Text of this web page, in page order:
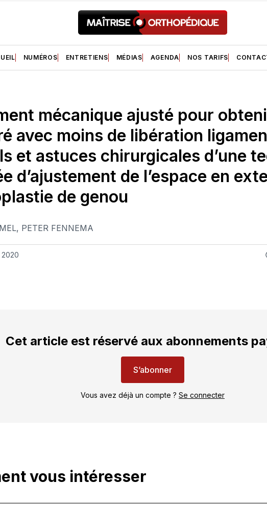
NUMÉROS ENTRETIENS MÉDIAS AGENDA NOS TARIFS
mécanique ajusté pour
avec moins de libération
et astuces chirurgicales d’une
d’ajustement de l’espace en
de genou
, PETER FENNEMA
Cet article est réservé aux abonnements
S’abonner
Vous avez déjà un compte ? Se connecter
vous intéresser